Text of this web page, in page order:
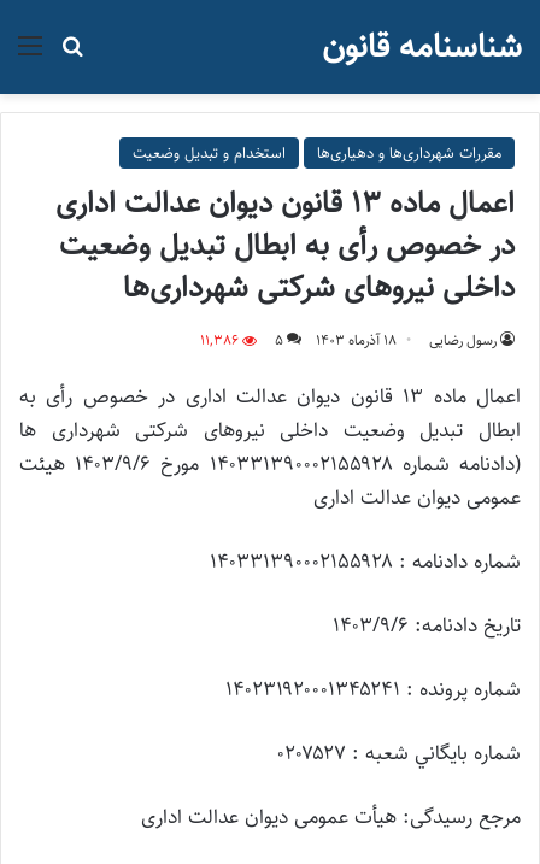
جستجو شناسنامه قانون
مقررات شهرداری‌ها و دهیاری‌ها استخدام و تبدیل وضعیت
اعمال ماده ۱۳ قانون دیوان عدالت اداری
در خصوص رأی به ابطال تبدیل وضعیت
داخلی نیروهای شرکتی شهرداری‌ها
رسول رضایی ۱۸ آذر‌ماه ۱۴۰۳ 5
11,386
اعمال ماده ۱۳ قانون دیوان عدالت اداری در خصوص رأی به
ابطال تبدیل وضعیت داخلی نیروهای شرکتی شهرداری ها
(دادنامه شماره ۱۴۰۳۳۱۳۹۰۰۰۲۱۵۵۹۲۸ مورخ ۱۴۰۳/۹/۶ هیئت
عمومی دیوان عدالت اداری
شماره دادنامه : ۱۴۰۳۳۱۳۹۰۰۰۲۱۵۵۹۲۸
تاریخ دادنامه: ۱۴۰۳/۹/۶
شماره پرونده : ۱۴۰۲۳۱۹۲۰۰۰۱۳۴۵۲۴۱
شماره بايگاني شعبه : ۰۲۰۷۵۲۷
مرجع رسیدگی: هیأت عمومی دیوان عدالت اداری